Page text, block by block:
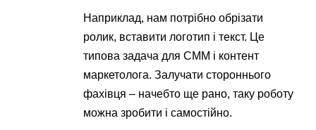
Наприклад, нам потрібно обрізати
ролик, вставити логотип і текст. Це
типова задача для СММ і контент
маркетолога. Залучати стороннього
фахівця – начебто ще рано, таку роботу
можна зробити і самостійно.